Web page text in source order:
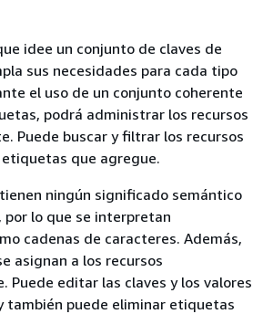
idee un conjunto de claves de
sus necesidades para cada tipo
el uso de un conjunto coherente
podrá administrar los recursos
Puede buscar y filtrar los recursos
que agregue.
ningún significado semántico
por lo que se interpretan
cadenas de caracteres. Además,
asignan a los recursos
Puede editar las claves y los valores
también puede eliminar etiquetas